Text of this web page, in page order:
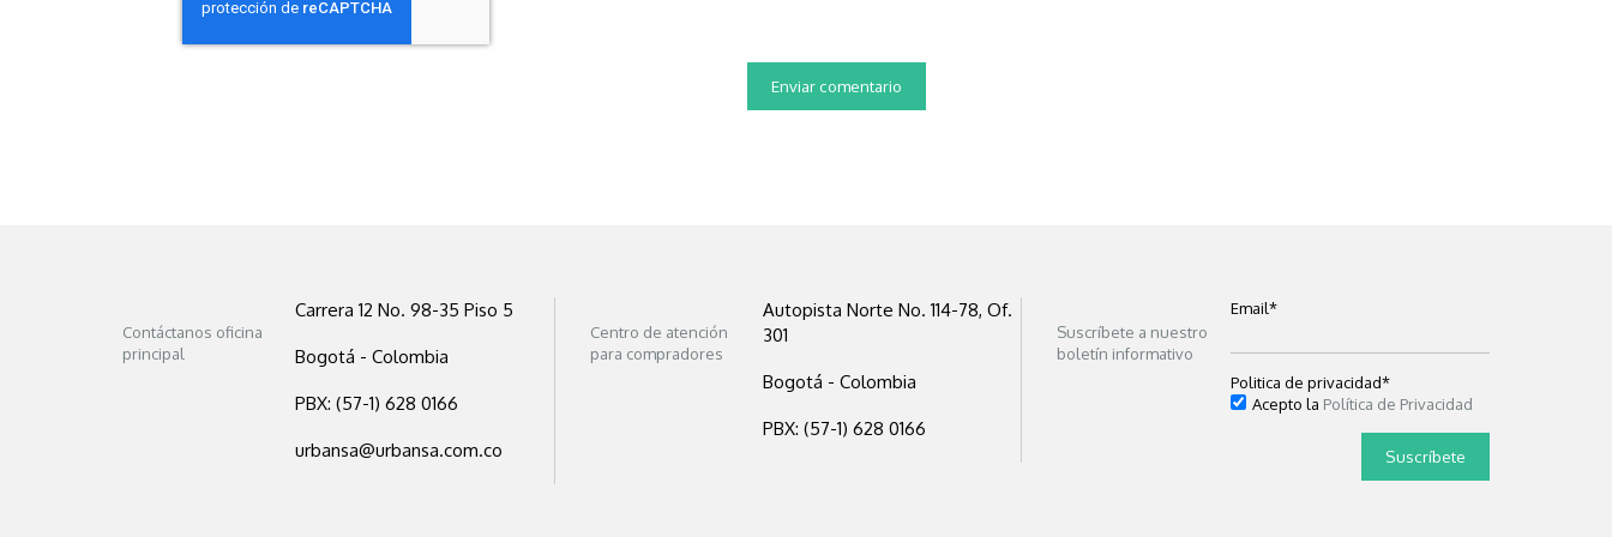
Contáctanos oficina
principal
Carrera 12 No. 98-35 Piso 5
Bogotá - Colombia
PBX: (57-1) 628 0166
urbansa@urbansa.com.co
Centro de atención
para compradores
Autopista Norte No. 114-78, Of.
301
Bogotá - Colombia
PBX: (57-1) 628 0166
Suscríbete a nuestro
boletín informativo
Email*
Politica de privacidad*
Acepto la Política de Privacidad